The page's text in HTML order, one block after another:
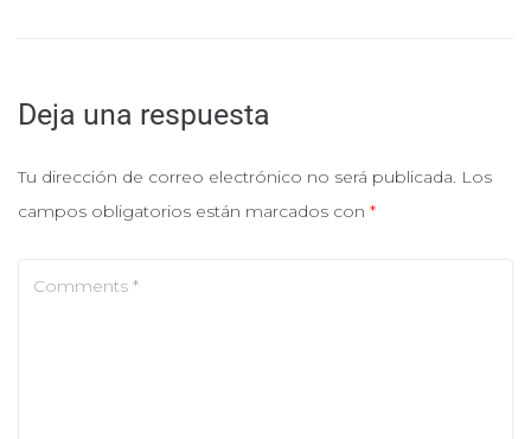
Deja una respuesta
Tu dirección de correo electrónico no será publicada. Los
campos obligatorios están marcados con *